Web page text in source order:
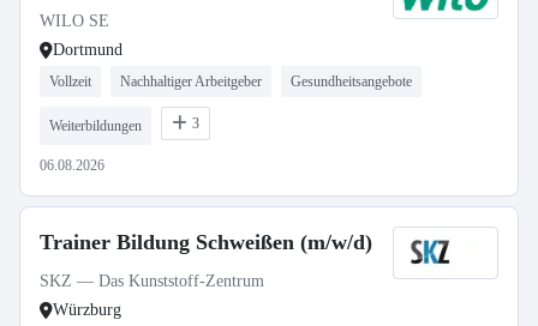
WILO SE
Dortmund
Vollzeit Nachhaltiger Arbeitgeber Gesundheitsangebote
Weiterbildungen 3
06.08.2026
Trainer Bildung Schweißen (m/w/d)
SKZ — Das Kunststoff-Zentrum
Würzburg